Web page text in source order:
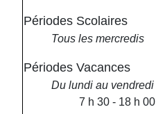
Périodes Scolaires
Tous les mercredis
Périodes Vacances
Du lundi au vendredi
7 h 30 - 18 h 00